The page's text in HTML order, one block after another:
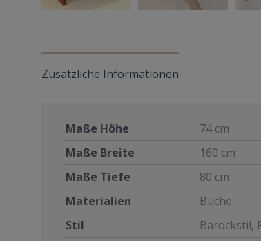
Zusätzliche Informationen
Maße Höhe
74 cm
Maße Breite
160 cm
Maße Tiefe
80 cm
Materialien
Buche
Stil
Barockstil,